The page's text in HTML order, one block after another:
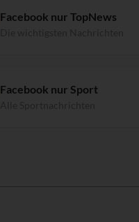
Facebook nur TopNews
Facebook nur Sport